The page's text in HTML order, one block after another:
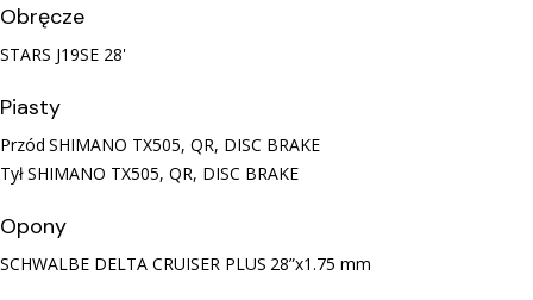
Obręcze
STARS J19SE 28'
Piasty
Przód SHIMANO TX505, QR, DISC BRAKE
TyłSHIMANO TX505, QR, DISC BRAKE
Opony
SCHWALBE DELTA CRUISER PLUS 28”x1.75 mm